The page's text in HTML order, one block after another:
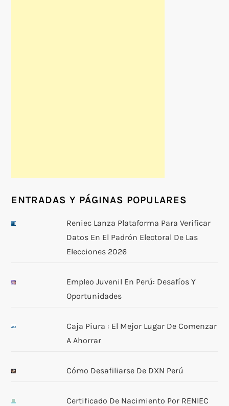
ENTRADAS Y PÁGINAS POPULARES
Reniec Lanza Plataforma Para Verificar
Datos En El Padrón Electoral De Las
Elecciones 2026
Empleo Juvenil En Perú: Desafíos Y
Oportunidades
Caja Piura : El Mejor Lugar De Comenzar
A Ahorrar
Cómo Desafiliarse De DXN Perú
Certificado De Nacimiento Por RENIEC